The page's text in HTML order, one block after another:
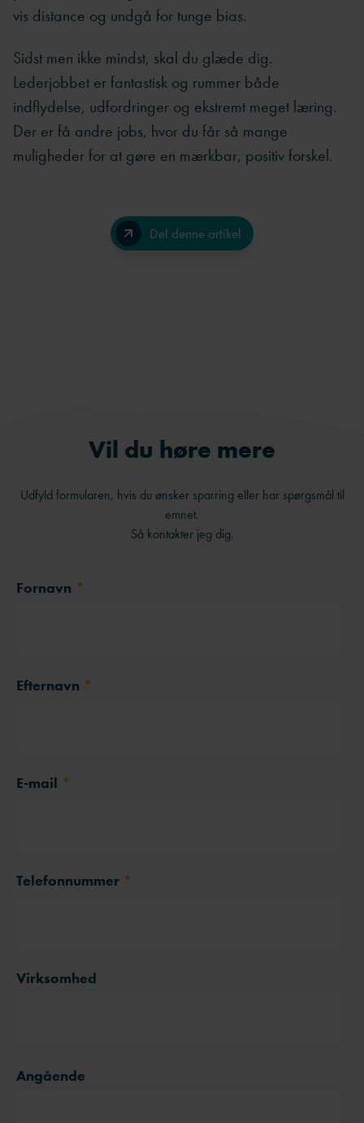
vis distance og undgå for tunge bias.
Sidst men ikke mindst, skal du glæde dig.
Lederjobbet er fantastisk og rummer både
indflydelse, udfordringer og ekstremt meget læring.
Der er få andre jobs, hvor du får så mange
muligheder for at gøre en mærkbar, positiv forskel.
Del denne artikel
Vil du høre mere
Udfyld formularen, hvis du ønsker sparring eller har spørgsmål til
emnet.
Så kontakter jeg dig.
Fornavn *
Efternavn *
E-mail *
Telefonnummer *
Virksomhed
Angående